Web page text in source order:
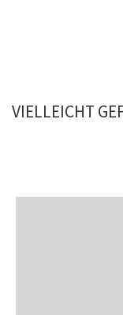
VIELLEICHT